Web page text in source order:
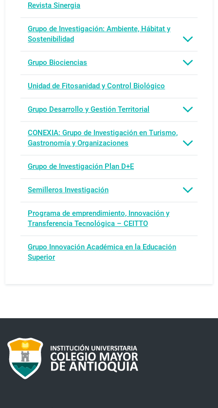
Revista Sinergia
Grupo de Investigación: Ambiente, Hábitat y
Sostenibilidad
Grupo Biociencias
Unidad de Fitosanidad y Control Biológico
Grupo Desarrollo y Gestión Territorial
CONEXIA: Grupo de Investigación en Turismo,
Gastronomía y Organizaciones
Grupo de Investigación Plan D+E
Semilleros Investigación
Programa de emprendimiento, Innovación y
Transferencia Tecnológica – CEITTO
Grupo Innovación Académica en la Educación
Superior